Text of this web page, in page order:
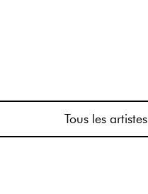
Tous les artistes